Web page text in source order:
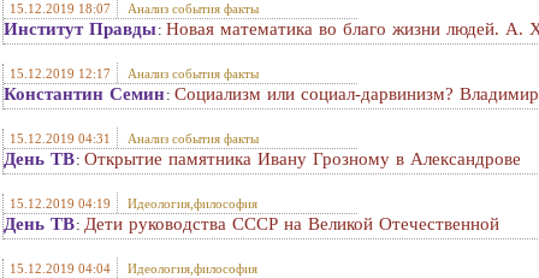
15.12.2019 18:07 Анализ события факты
Институт Правды: Новая математика во благо жизни людей. А.
15.12.2019 12:17 Анализ события факты
Константин Семин: Социализм или социал-дарвинизм?
15.12.2019 04:31 Анализ события факты
День ТВ: Открытие памятника Ивану Грозному в Александрове
15.12.2019 04:19 Идеология,философия
День ТВ: Дети руководства СССР на Великой Отечественной
15.12.2019 04:04 Идеология,философия